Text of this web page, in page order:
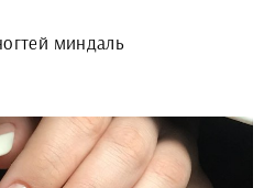
миндаль